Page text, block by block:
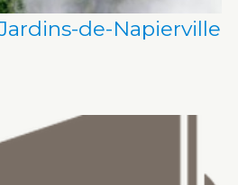
de-Napierville